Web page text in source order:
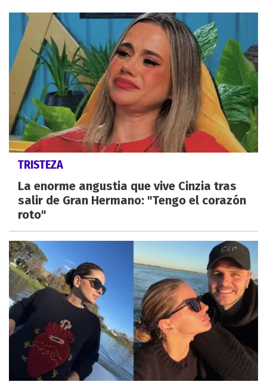
TRISTEZA
La enorme angustia que vive Cinzia tras
salir de Gran Hermano: "Tengo el corazón
roto"